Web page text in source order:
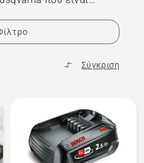
Σύγκριση